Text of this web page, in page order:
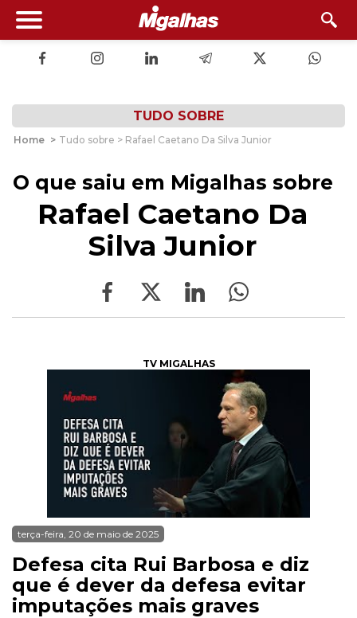
TUDO SOBRE
Home > Tudo sobre > Rafael Caetano Da Silva Junior
O que saiu em Migalhas sobre
Rafael Caetano Da
Silva Junior
TV MIGALHAS
terça-feira, 20 de maio de 2025
Defesa cita Rui Barbosa e diz
que é dever da defesa evitar
imputações mais graves